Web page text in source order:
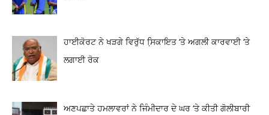
ਹਾਈਕੋਰਟ ਨੇ ਖੜਗੇ ਵਿਰੁੱਧ ਸਿ਼ਕਾਇਤ ‘ਤੇ ਅਗਲੀ ਕਾਰਵਾਈ ‘ਤੇ
ਲਗਾਈ ਰੋਕ
ਅਣਪਛਾਤੇ ਹਮਲਾਵਰਾਂ ਨੇ ਜਿੰਮੀਦਾਰ ਦੇ ਘਰ ‘ਤੇ ਕੀਤੀ ਗੋਲੀਬਾਰੀ